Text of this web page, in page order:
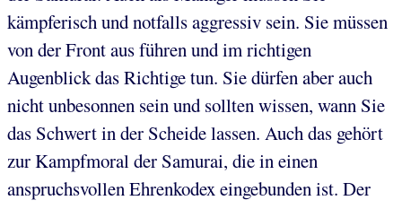
kämpferisch und notfalls aggressiv sein. Sie müssen
von der Front aus führen und im richtigen
Augenblick das Richtige tun. Sie dürfen aber auch
nicht unbesonnen sein und sollten wissen, wann Sie
das Schwert in der Scheide lassen. Auch das gehört
zur Kampfmoral der Samurai, die in einen
anspruchsvollen Ehrenkodex eingebunden ist. Der